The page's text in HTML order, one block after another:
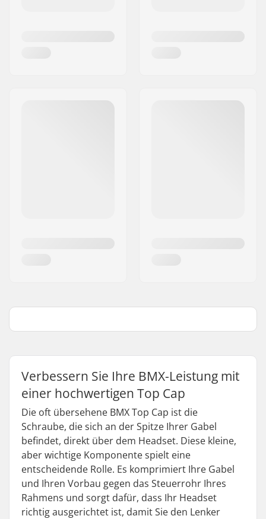
Verbessern Sie Ihre BMX-Leistung mit
einer hochwertigen Top Cap
Die oft übersehene BMX Top Cap ist die
Schraube, die sich an der Spitze Ihrer Gabel
befindet, direkt über dem Headset. Diese kleine,
aber wichtige Komponente spielt eine
entscheidende Rolle. Es komprimiert Ihre Gabel
und Ihren Vorbau gegen das Steuerrohr Ihres
Rahmens und sorgt dafür, dass Ihr Headset
richtig ausgerichtet ist, damit Sie den Lenker